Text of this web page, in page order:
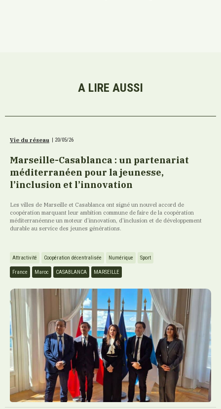
A LIRE AUSSI
Vie du réseau | 20/05/26
Marseille-Casablanca : un partenariat
méditerranéen pour la jeunesse,
l’inclusion et l’innovation
Les villes de Marseille et Casablanca ont signé un nouvel accord de
coopération marquant leur ambition commune de faire de la coopération
méditerranéenne un moteur d’innovation, d’inclusion et de développement
durable au service des jeunes générations.
Attractivité Coopération décentralisée Numérique Sport
France Maroc CASABLANCA MARSEILLE